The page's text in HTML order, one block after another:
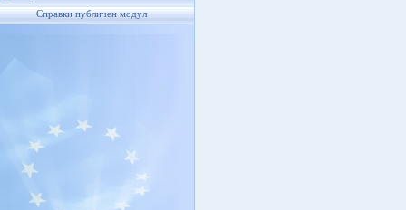
Справки публичен модул